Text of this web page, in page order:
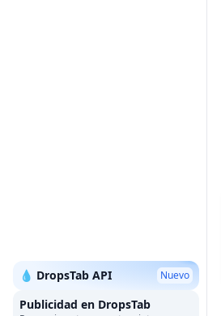
💧 DropsTab API Nuevo
Publicidad en DropsTab